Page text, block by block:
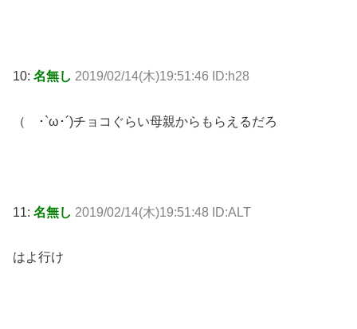
10: 名無し 2019/02/14(木)19:51:46 ID:h28
（ ･`ω･´)チョコぐらい母親からもらえるだろ
11: 名無し 2019/02/14(木)19:51:48 ID:ALT
はよ行け